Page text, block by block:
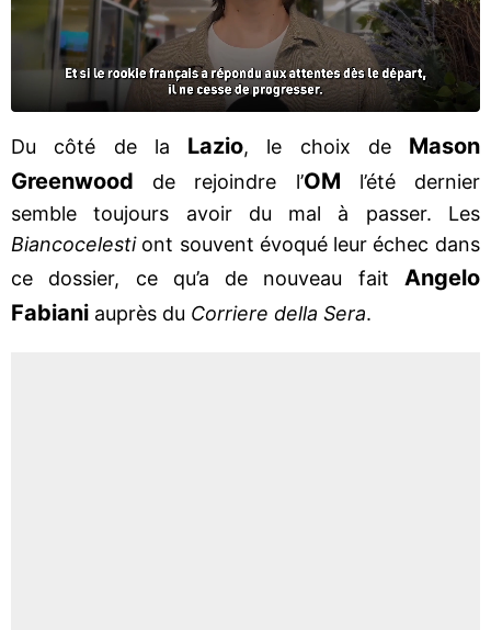
Du côté de la Lazio, le choix de Mason
Greenwood de rejoindre l’OM l’été dernier
semble toujours avoir du mal à passer. Les
Biancocelestiont souvent évoqué leur échec dans
ce dossier, ce qu’a de nouveau fait Angelo
Fabiani auprès du Corriere della Sera.